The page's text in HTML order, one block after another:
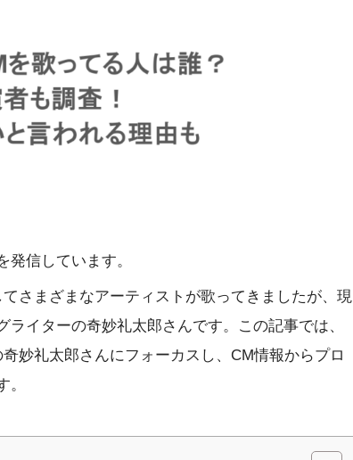
信しています。
さまざまなアーティストが歌ってきましたが、現
イターの奇妙礼太郎さんです。この記事では、
妙礼太郎さんにフォーカスし、CM情報からプロ